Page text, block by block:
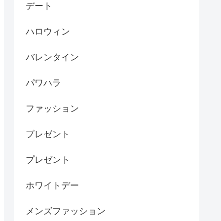
デート
ハロウィン
バレンタイン
パワハラ
ファッション
プレゼント
プレゼント
ホワイトデー
メンズファッション